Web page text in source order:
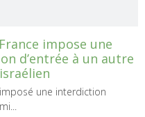
impose une
d’entrée à un autre
une interdiction